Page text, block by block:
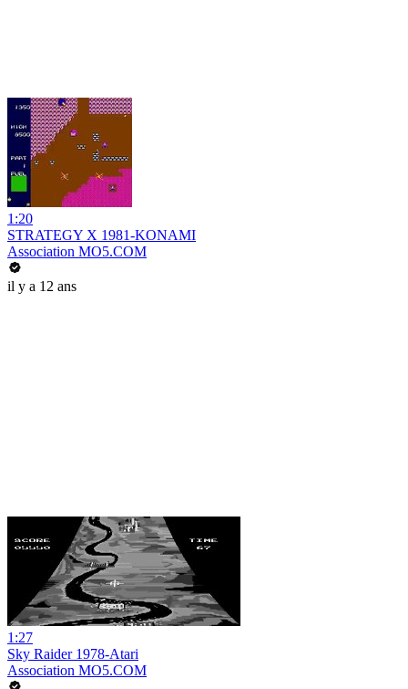
1:20
STRATEGY X 1981-KONAMI
Association MO5.COM
il y a 12 ans
1:27
Sky Raider 1978-Atari
Association MO5.COM